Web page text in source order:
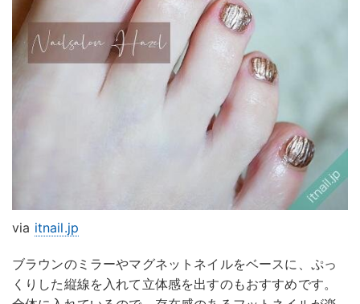
via itnail.jp
ブラウンのミラーやマグネットネイルをベースに、ぷっ
くりした縦線を入れて立体感を出すのもおすすめです。